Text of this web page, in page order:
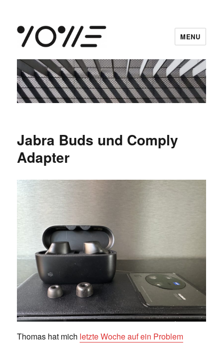
vowe dot net
MENU
Jabra Buds und Comply
Adapter
Thomas hat mich letzte Woche auf ein Problem